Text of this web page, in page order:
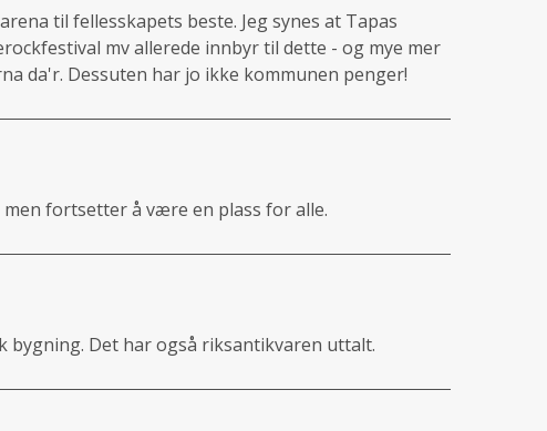
til fellesskapets beste. Jeg synes at Tapas
mv allerede innbyr til dette - og mye mer
da'r. Dessuten har jo ikke kommunen penger!
fortsetter å være en plass for alle.
bygning. Det har også riksantikvaren uttalt.